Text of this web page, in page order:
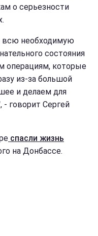
о серьезности
всю необходимую
состояния
операциям, которые
из-за большой
и делаем для
говорит Сергей
спасли жизнь
на Донбассе.